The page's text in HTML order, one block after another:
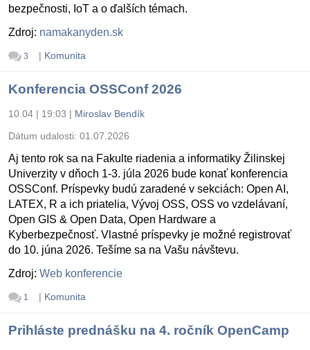
bezpečnosti, IoT a o ďalších témach.
Zdroj: namakanyden.sk
3 | Komunita
Konferencia OSSConf 2026
10.04 | 19:03 | Miroslav Bendík
Dátum udalosti: 01.07.2026
Aj tento rok sa na Fakulte riadenia a informatiky Žilinskej
Univerzity v dňoch 1-3. júla 2026 bude konať konferencia
OSSConf. Príspevky budú zaradené v sekciách: Open AI,
LATEX, R a ich priatelia, Vývoj OSS, OSS vo vzdelávaní,
Open GIS & Open Data, Open Hardware a
Kyberbezpečnosť. Vlastné príspevky je možné registrovať
do 10. júna 2026. Tešíme sa na Vašu návštevu.
Zdroj: Web konferencie
1 | Komunita
Prihláste prednášku na 4. ročník OpenCamp